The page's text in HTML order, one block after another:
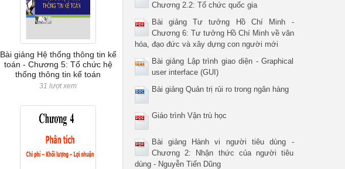
Bài giảng Hệ thống thông tin kế
toán - Chương 5: Tổ chức hệ
thống thông tin kế toán
31 lượt xem
Chương 2.2: Tổ chức quốc gia
Bài giảng Tư tưởng Hồ Chí Minh -
Chương 6: Tư tưởng Hồ Chí Minh về văn
hóa, đạo đức và xây dựng con người mới
Bài giảng Lập trình giao diện - Graphical
user interface (GUI)
Bài giảng Quản trị rủi ro trong ngân hàng
Giáo trình Vận trù học
Bài giảng Hành vi người tiêu dùng -
Chương 2: Nhận thức của người tiêu
dùng - Nguyễn Tiến Dũng